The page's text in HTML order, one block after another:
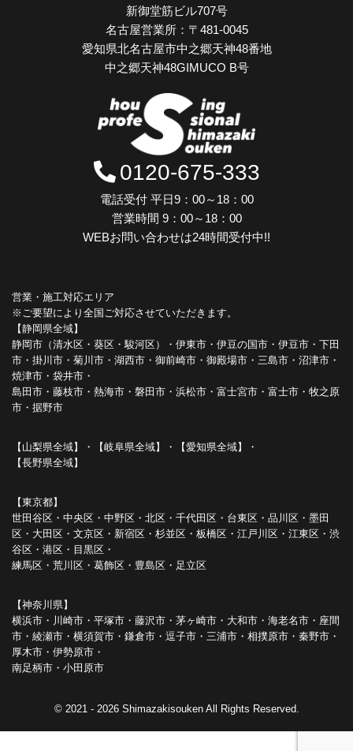
新御堂筋ビル707号
名古屋営業所： 〒481-0045
愛知県北名古屋市中之郷天神48番地
中之郷天神48GIMUCO B号
0120-675-333
電話受付 平日9：00～18：00
営業時間 9：00～18：00
WEBお問い合わせは24時間受付中!!
営業・施工対応エリア
※ご要望により全国ご対応させていただきます。
【静岡県全域】
静岡市（清水区・葵区・駿河区）・伊東市・伊豆の国市・伊豆市・下田
市・掛川市・菊川市・湖西市・御前崎市・御殿場市・三島市・沼津市・
焼津市・袋井市・
島田市・藤枝市・熱海市・磐田市・浜松市・富士宮市・富士市・牧之原
市・据野市
【山梨県全域】・【岐阜県全域】・【愛知県全域】・
【長野県全域】
【東京都】
世田谷区・中央区・中野区・北区・千代田区・台東区・品川区・墨田
区・大田区・文京区・新宿区・杉並区・板橋区・江戸川区・江東区・渋
谷区・港区・目黒区・
練馬区・荒川区・葛飾区・豊島区・足立区
【神奈川県】
横浜市・川崎市・平塚市・藤沢市・茅ヶ崎市・大和市・海老名市・座間
市・綾瀬市・横須賀市・鎌倉市・逗子市・三浦市・相撲原市・秦野市・
厚木市・伊勢原市・
南足柄市・小田原市
© 2021 - 2026 Shimazakisouken All Rights Reserved.